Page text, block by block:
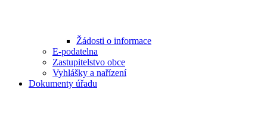
Žádosti o informace
E-podatelna
Zastupitelstvo obce
Vyhlášky a nařízení
Dokumenty úřadu